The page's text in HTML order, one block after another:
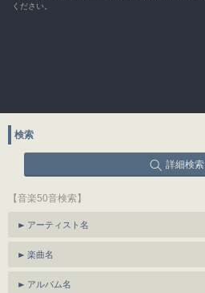
ください。
検索
詳細検索
【音楽50音検索】
アーティスト名
楽曲名
アルバム名